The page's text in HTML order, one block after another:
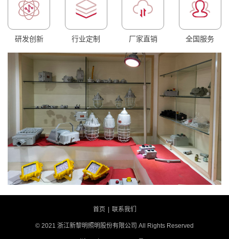
研发创新 行业定制 厂家直销 全国服务
首页 联系我们
© 2021 浙江新黎明照明股份有限公司 All Rights Reserved